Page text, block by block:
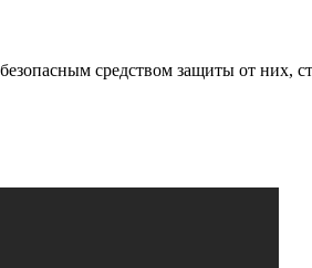
средством защиты от них,